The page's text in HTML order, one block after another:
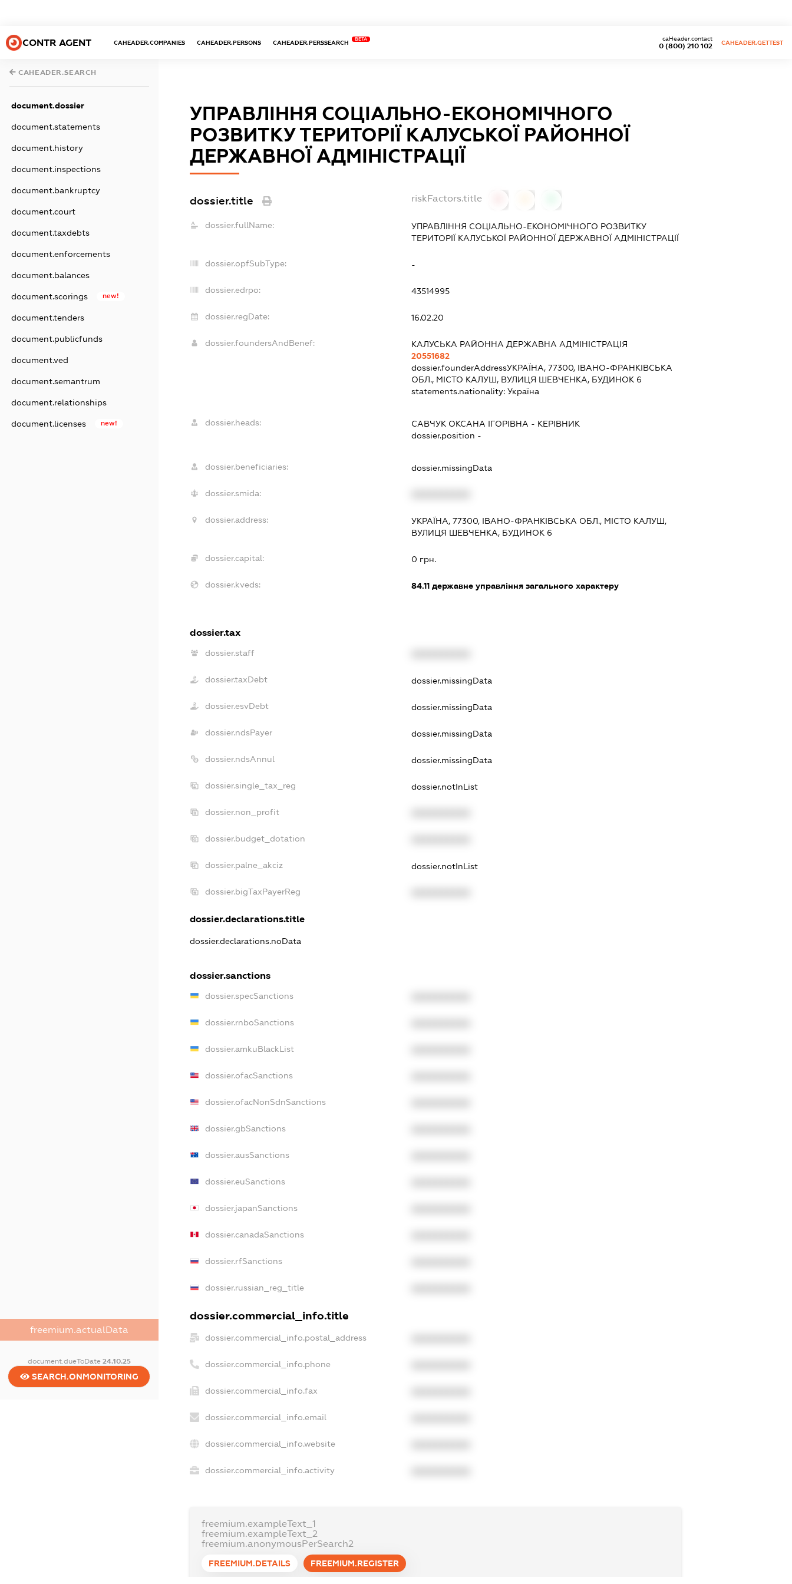
CONTR AGENT CAHEADER.COMPANIES CAHEADER.PERSONS CAHEADER.PERSSEARCH
BETA
0 (800) 210 102
caHeader.contact
CAHEADER.GETTEST
CAHEADER.SEARCH
document.dossier
document.statements
document.history
document.inspections
document.bankruptcy
document.court
document.taxdebts
document.enforcements
document.balances
document.scorings new!
document.tenders
document.publicfunds
document.ved
document.semantrum
document.relationships
document.licenses new!
freemium.actualData
document.dueToDate 24.10.25
SEARCH.ONMONITORING
УПРАВЛІННЯ СОЦІАЛЬНО-ЕКОНОМІЧНОГО
РОЗВИТКУ ТЕРИТОРІЇ КАЛУСЬКОЇ РАЙОННОЇ
ДЕРЖАВНОЇ АДМІНІСТРАЦІЇ
dossier.title riskFactors.title
dossier.fullName:
УПРАВЛІННЯ СОЦІАЛЬНО-ЕКОНОМІЧНОГО РОЗВИТКУ
ТЕРИТОРІЇ КАЛУСЬКОЇ РАЙОННОЇ ДЕРЖАВНОЇ АДМІНІСТРАЦІЇ
dossier.opfSubType: -
dossier.edrpo: 43514995
dossier.regDate: 16.02.20
dossier.foundersAndBenef:
КАЛУСЬКА РАЙОННА ДЕРЖАВНА АДМІНІСТРАЦІЯ
20551682
dossier.founderAddressУКРАЇНА, 77300, ІВАНО-ФРАНКІВСЬКА
ОБЛ., МІСТО КАЛУШ, ВУЛИЦЯ ШЕВЧЕНКА, БУДИНОК 6
statements.nationality: Україна
dossier.heads: САВЧУК ОКСАНА ІГОРІВНА - КЕРІВНИК
dossier.position -
dossier.beneficiaries: dossier.missingData
dossier.smida:
dossier.address:
УКРАЇНА, 77300, ІВАНО-ФРАНКІВСЬКА ОБЛ., МІСТО КАЛУШ,
ВУЛИЦЯ ШЕВЧЕНКА, БУДИНОК 6
dossier.capital: 0 грн.
dossier.kveds: 84.11державне управління загального характеру
dossier.tax
dossier.staff
dossier.taxDebt dossier.missingData
dossier.esvDebt dossier.missingData
dossier.ndsPayer dossier.missingData
dossier.ndsAnnul dossier.missingData
dossier.single_tax_reg dossier.notInList
dossier.non_profit
dossier.budget_dotation
dossier.palne_akciz dossier.notInList
dossier.bigTaxPayerReg
dossier.declarations.title
dossier.declarations.noData
dossier.sanctions
dossier.specSanctions
dossier.rnboSanctions
dossier.amkuBlackList
dossier.ofacSanctions
dossier.ofacNonSdnSanctions
dossier.gbSanctions
dossier.ausSanctions
dossier.euSanctions
dossier.japanSanctions
dossier.canadaSanctions
dossier.rfSanctions
dossier.russian_reg_title
dossier.commercial_info.title
dossier.commercial_info.postal_address
dossier.commercial_info.phone
dossier.commercial_info.fax
dossier.commercial_info.email
dossier.commercial_info.website
dossier.commercial_info.activity
freemium.exampleText_1
freemium.exampleText_2
freemium.anonymousPerSearch2
FREEMIUM.DETAILS FREEMIUM.REGISTER